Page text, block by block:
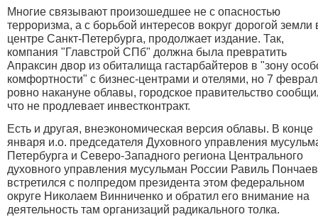
Многие связывают произошедшее не с опасностью
терроризма, а с борьбой интересов вокруг дорогой земли
центре Санкт-Петербурга, продолжает издание. Так,
компания "Главстрой СПб" должна была превратить
Апраксин двор из обиталища гастарбайтеров в "зону
комфортности" с бизнес-центрами и отелями, но 7
ровно накануне облавы, городское правительство
что не продлевает инвестконтракт.
Есть и другая, внеэкономическая версия облавы. В конце
января и.о. председателя Духовного управления
Петербурга и Северо-Западного региона Центрального
духовного управления мусульман России Равиль Пончаев
встретился с полпредом президента этом федеральном
округе Николаем Винниченко и обратил его внимание на
деятельность там организаций радикального толка.